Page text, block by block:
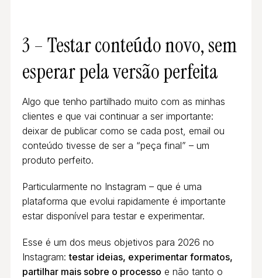
3 – Testar conteúdo novo, sem
esperar pela versão perfeita
Algo que tenho partilhado muito com as minhas
clientes e que vai continuar a ser importante:
deixar de publicar como se cada post, email ou
conteúdo tivesse de ser a “peça final” – um
produto perfeito.
Particularmente no Instagram – que é uma
plataforma que evolui rapidamente é importante
estar disponível para testar e experimentar.
Esse é um dos meus objetivos para 2026 no
Instagram:testar ideias, experimentar formatos,
partilhar mais sobre o processo e não tanto o